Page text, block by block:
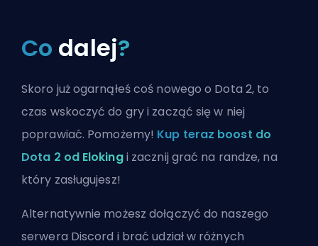
Co dalej?
Skoro już ogarnąłeś coś nowego o Dota 2, to
czas wskoczyć do gry i zacząć się w niej
poprawiać. Pomożemy! Kup teraz boost do
Dota 2 od Elokingi zacznij grać na randze, na
który zasługujesz!
Alternatywnie możeszdołączyć do naszego
serwera Discord i brać udział w różnych